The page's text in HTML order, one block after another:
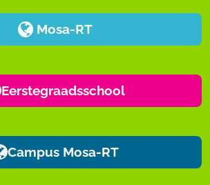
Mosa-RT
Eerstegraadsschool
Campus Mosa-RT